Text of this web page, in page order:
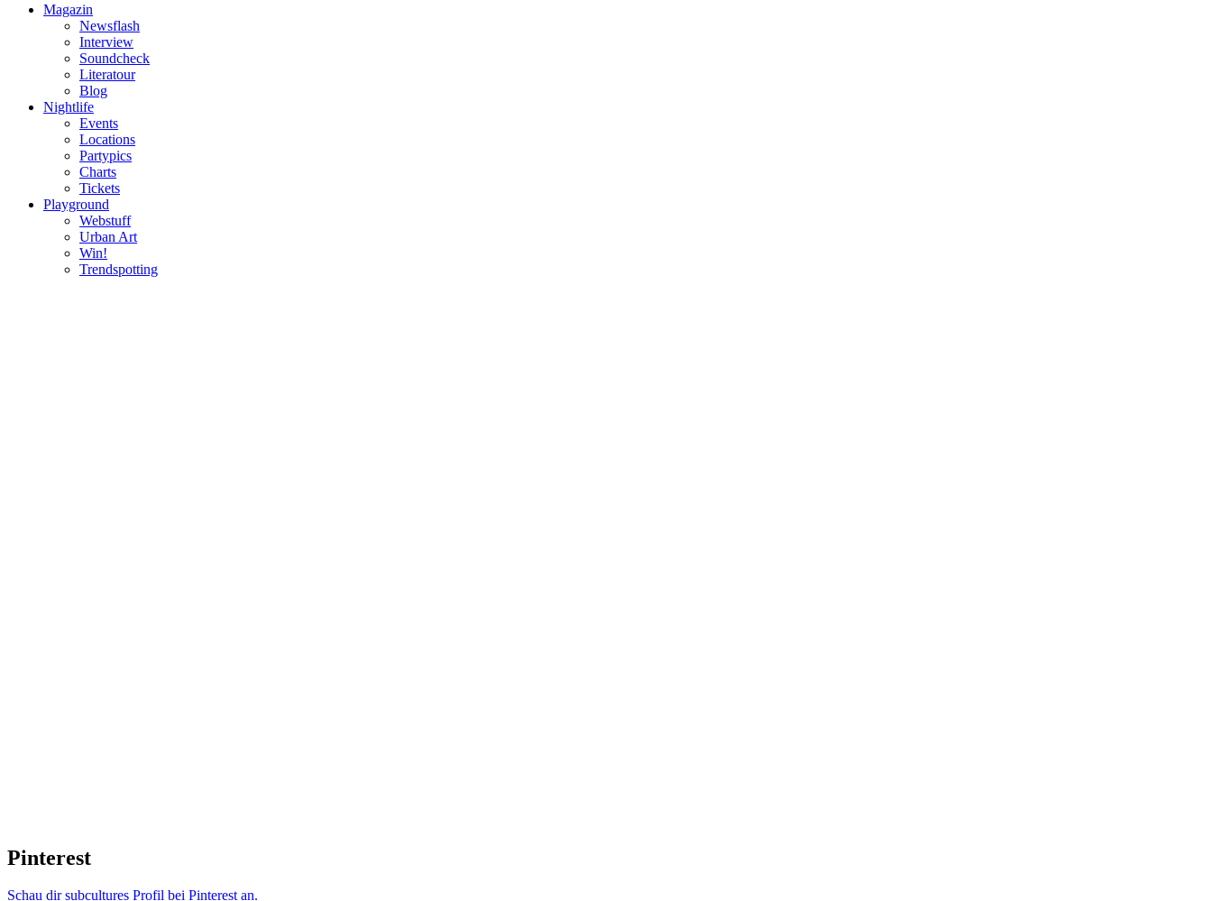
Magazin
Newsflash
Interview
Soundcheck
Literatour
Blog
Nightlife
Events
Locations
Partypics
Charts
Tickets
Playground
Webstuff
Urban Art
Win!
Trendspotting
Pinterest
Schau dir subcultures Profil bei Pinterest an.